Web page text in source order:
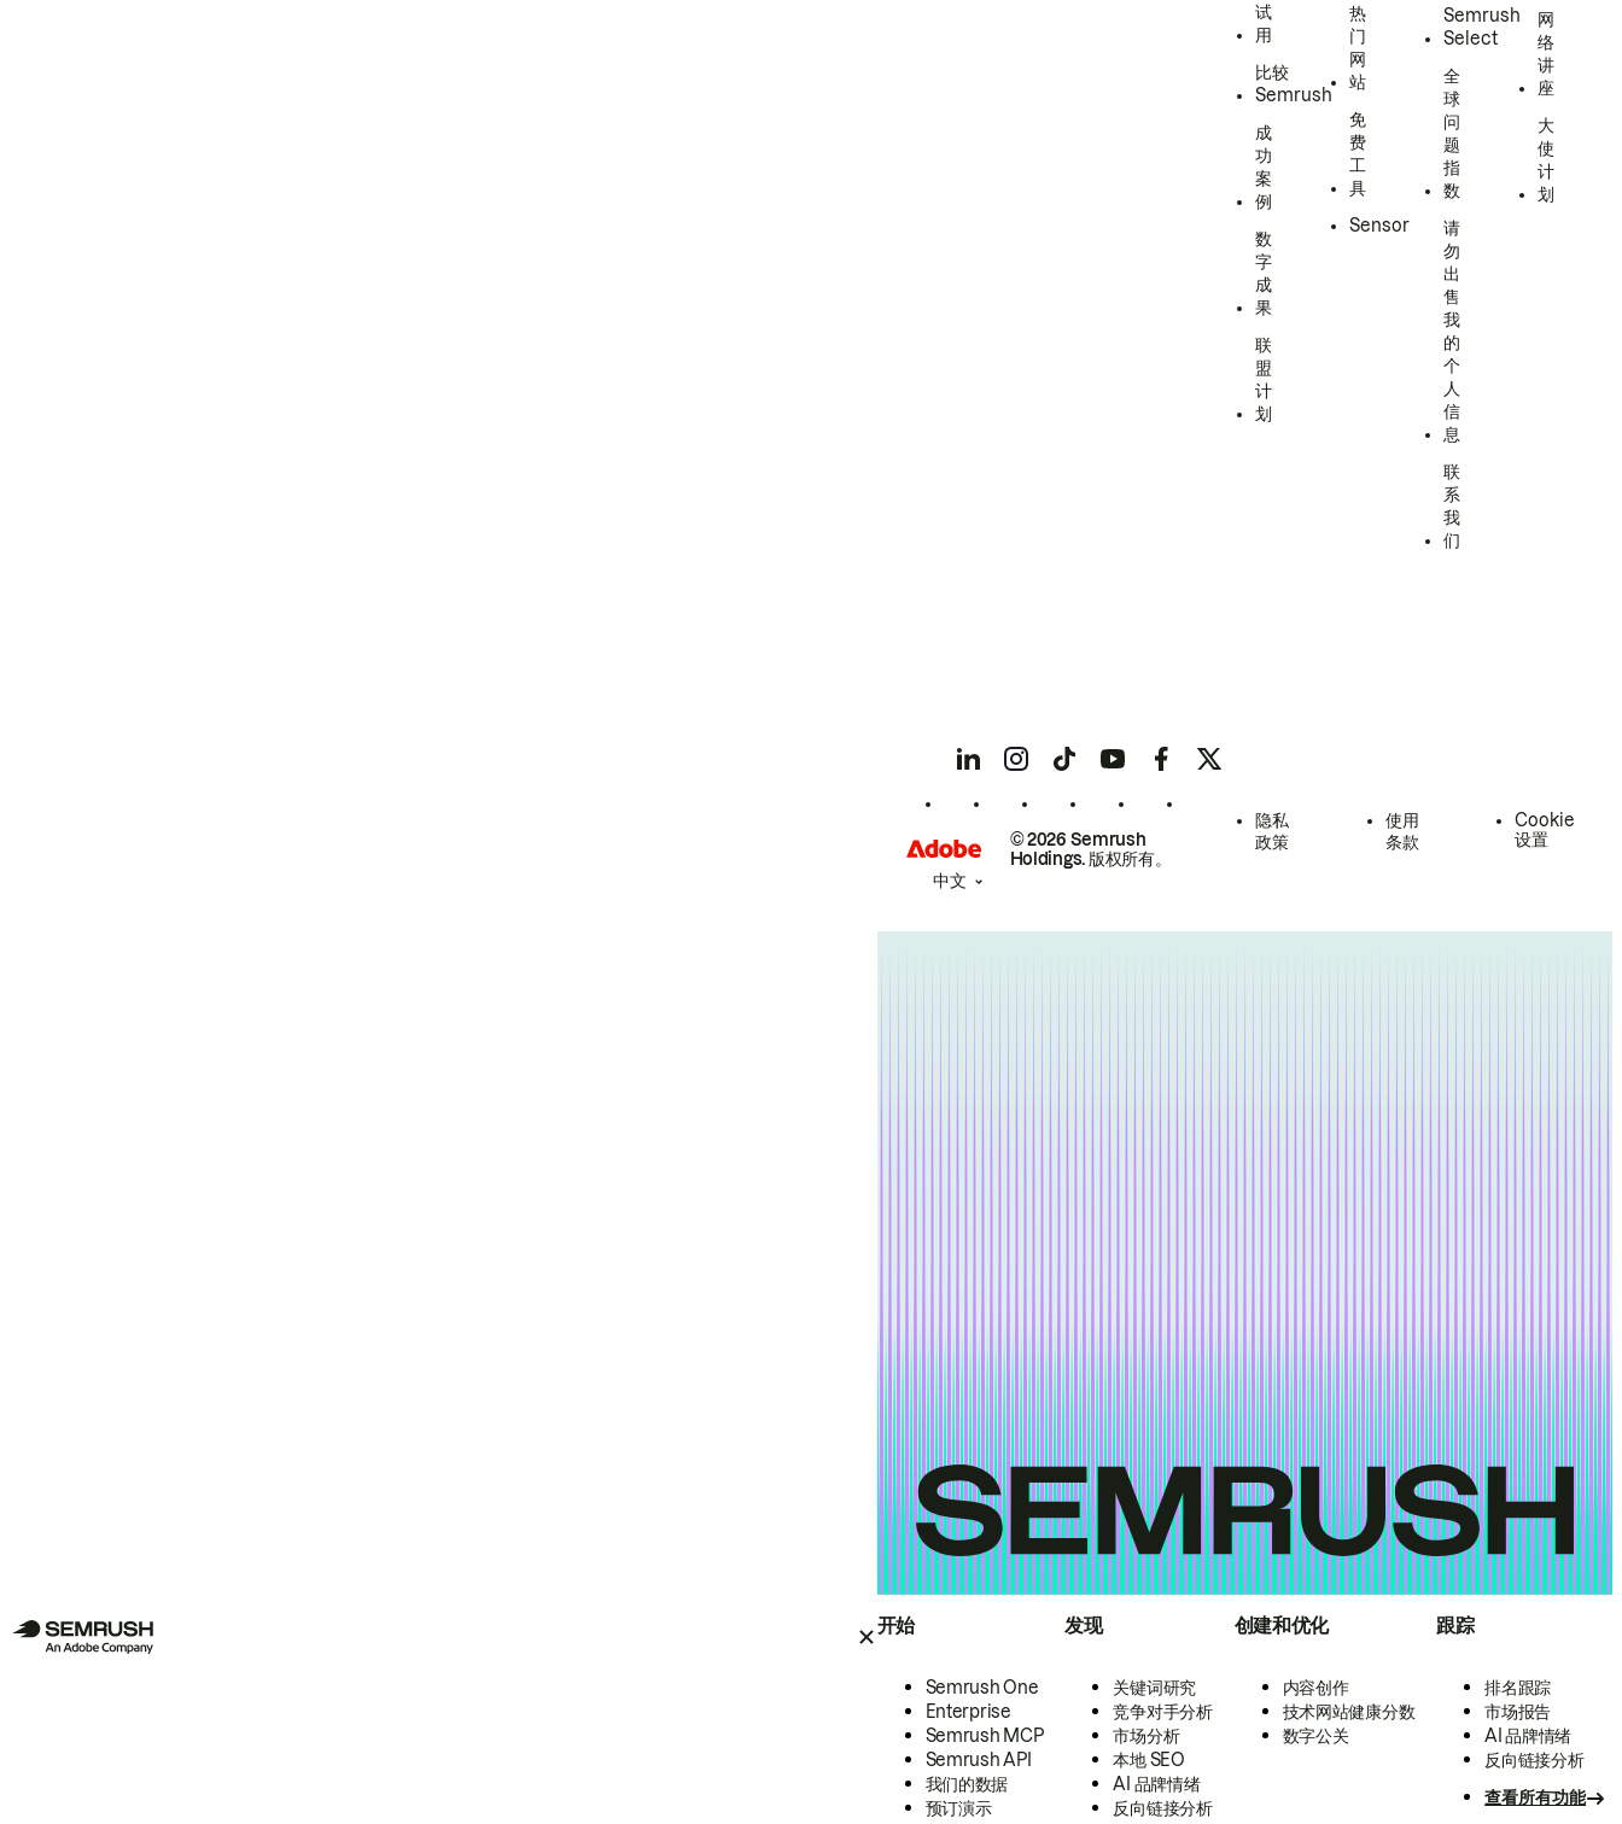
开始
Semrush One
Enterprise
Semrush MCP
Semrush API
我们的数据
预订演示
发现
关键词研究
竞争对手分析
市场分析
本地 SEO
AI 品牌情绪
反向链接分析
创建和优化
内容创作
技术网站健康分数
数字公关
跟踪
排名跟踪
市场报告
AI 品牌情绪
反向链接分析
查看所有功能
试
用
比较
Semrush
成
功
案
例
数
字
成
果
联
盟
计
划
热
门
网
站
免
费
工
具
Sensor
Semrush
Select
全
球
问
题
指
数
请
勿
出
售
我
的
个
人
信
息
联
系
我
们
网
络
讲
座
大
使
计
划
© 2026 Semrush
Holdings. 版权所有。
隐私
政策
使用
条款
Cookie
设置
中文